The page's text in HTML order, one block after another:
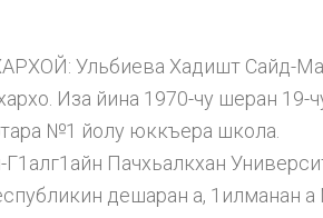
Ульбиева Хадишт Сайд-
Иза йина 1970-чу шеран 19-
№1 йолу юккъера школа.
Пачхьалкхан
дешаран а, 1илманан